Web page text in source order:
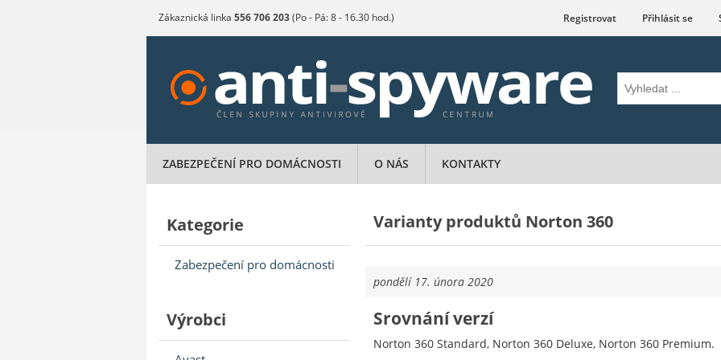
Zákaznická linka 556 706 203(Po - Pá: 8 - 16.30 hod.) Registrovat Přihlásit se
ZABEZPEČENÍ PRO DOMÁCNOSTI O NÁS KONTAKTY
Kategorie
Zabezpečení pro domácnosti
Výrobci
Varianty produktů Norton 360
pondělí 17. února 2020
Srovnání verzí
Norton 360 Standard, Norton 360 Deluxe, Norton 360 Premium.